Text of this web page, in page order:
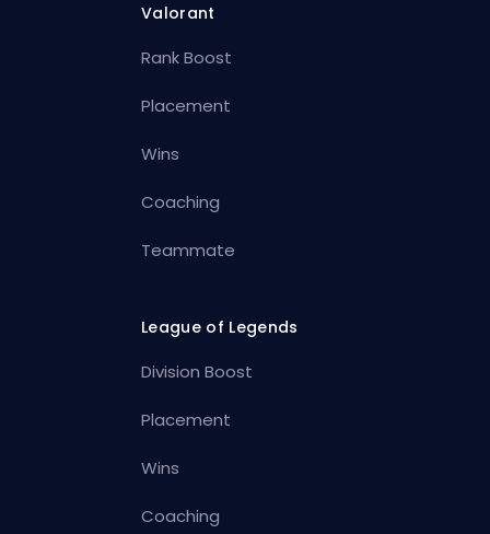
Valorant
Rank Boost
Placement
Wins
Coaching
Teammate
League of Legends
Division Boost
Placement
Wins
Coaching